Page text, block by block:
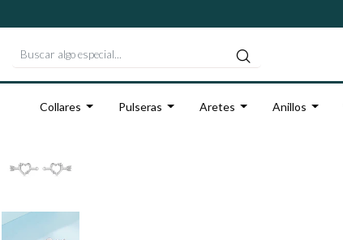
Collares Pulseras Aretes Anillos